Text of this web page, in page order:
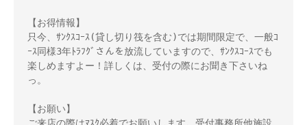
【お得情報】
只今、ｻﾝｸｽｺｰｽ(貸し切り筏を含む)では期間限定で、一般ｺ
ｰｽ同様3年ﾄﾗﾌｸﾞさんを放流していますので、ｻﾝｸｽｺｰｽでも
楽しめますよー！詳しくは、受付の際にお聞き下さいね
っ。
【お願い】
ご来店の際はﾏｽｸ必着でお願いします。受付事務所他施設